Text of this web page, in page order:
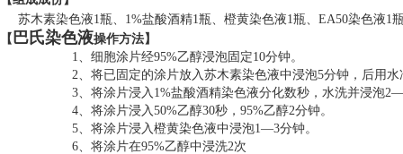
苏木素染色液1瓶、1%盐酸酒精1瓶、橙黄染色液1瓶、EA50染色液1
【 巴氏染色液操作方法】
1、细胞涂片经95%乙醇浸泡固定10分钟。
2、将已固定的涂片放入苏木素染色液中浸泡5分钟，后用水
3、将涂片浸入1%盐酸酒精染色液分化数秒，水洗并浸泡
4、将涂片浸入50%乙醇30秒，95%乙醇2分钟。
5、将涂片浸入橙黄染色液中浸泡1—3分钟。
6、将涂片在95%乙醇中浸洗2次